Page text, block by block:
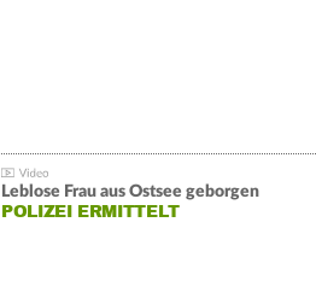
Leblose Frau aus Ostsee geborgen
POLIZEI ERMITTELT